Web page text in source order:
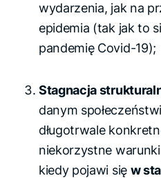
wydarzenia, jak na
epidemia (tak jak to
pandemię Covid-19);
Stagnacja
danym
długotrwale
niekorzystne
kiedy pojawi się w